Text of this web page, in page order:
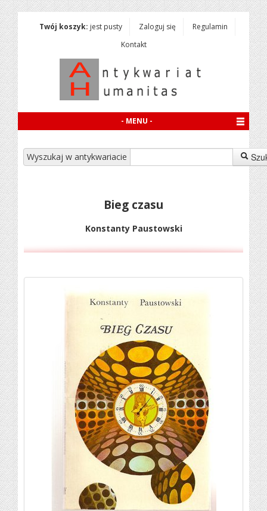
Twój koszyk: jest pusty Zaloguj się
Regulamin
Kontakt
- MENU -
Wyszukaj w antykwariacie
Bieg czasu
Konstanty Paustowski